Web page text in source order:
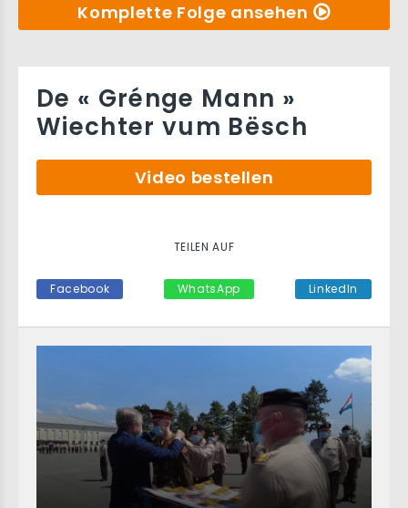
Komplette Folge ansehen
De « Grénge Mann »
Wiechter vum Bësch
Video bestellen
TEILEN AUF
Facebook WhatsApp LinkedIn